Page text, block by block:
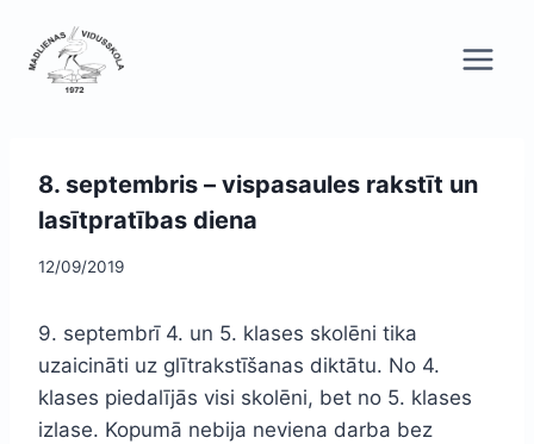
content
8. septembris – vispasaules rakstīt un
lasītpratības diena
12/09/2019
9. septembrī 4. un 5. klases skolēni tika
uzaicināti uz glītrakstīšanas diktātu. No 4.
klases piedalījās visi skolēni, bet no 5. klases
izlase. Kopumā nebija neviena darba bez